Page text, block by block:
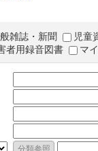
雑誌・新聞
児童
者用録音図書 マ